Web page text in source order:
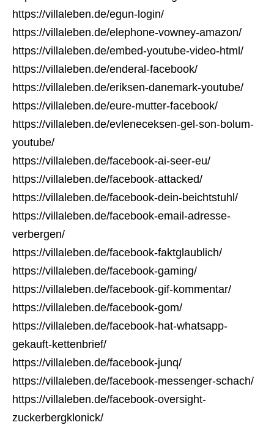
https://villaleben.de/egun-login/
https://villaleben.de/elephone-vowney-amazon/
https://villaleben.de/embed-youtube-video-html/
https://villaleben.de/enderal-facebook/
https://villaleben.de/eriksen-danemark-youtube/
https://villaleben.de/eure-mutter-facebook/
https://villaleben.de/evleneceksen-gel-son-bolum-
youtube/
https://villaleben.de/facebook-ai-seer-eu/
https://villaleben.de/facebook-attacked/
https://villaleben.de/facebook-dein-beichtstuhl/
https://villaleben.de/facebook-email-adresse-
verbergen/
https://villaleben.de/facebook-faktglaublich/
https://villaleben.de/facebook-gaming/
https://villaleben.de/facebook-gif-kommentar/
https://villaleben.de/facebook-gom/
https://villaleben.de/facebook-hat-whatsapp-
gekauft-kettenbrief/
https://villaleben.de/facebook-junq/
https://villaleben.de/facebook-messenger-schach/
https://villaleben.de/facebook-oversight-
zuckerbergklonick/